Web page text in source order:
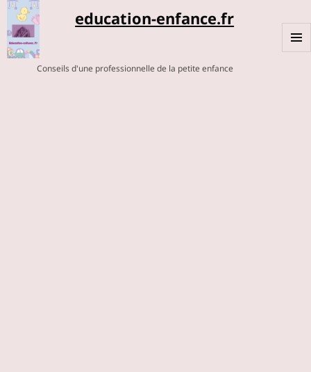
education-enfance.fr
Conseils d'une professionnelle de la petite enfance